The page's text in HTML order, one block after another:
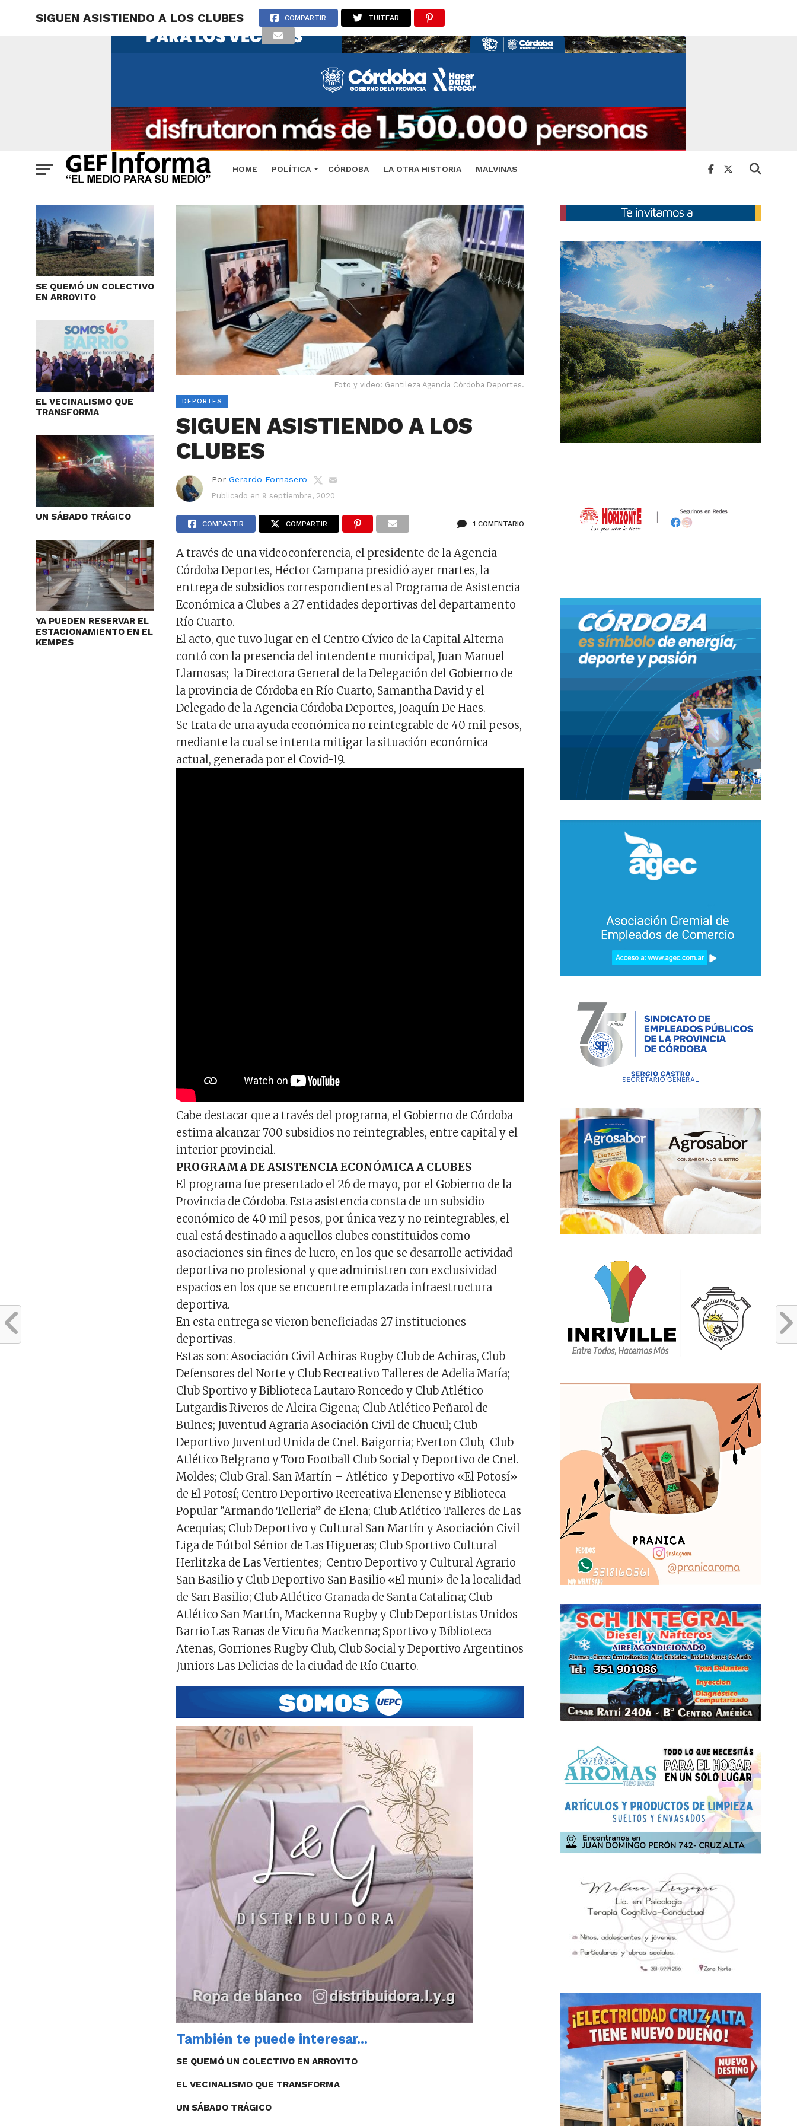
HOME POLÍTICA CÓRDOBA LA OTRA HISTORIA MALVINAS
SIGUEN ASISTIENDO A LOS CLUBES COMPARTIR TUITEAR
SE QUEMÓ UN COLECTIVO
EN ARROYITO
EL VECINALISMO QUE
TRANSFORMA
UN SÁBADO TRÁGICO
YA PUEDEN RESERVAR EL
ESTACIONAMIENTO EN EL
KEMPES
Foto y video: Gentileza Agencia Córdoba Deportes.
DEPORTES
SIGUEN ASISTIENDO A LOS
CLUBES
Por Gerardo Fornasero
Publicado en 9 septiembre, 2020
COMPARTIR COMPARTIR 1 COMENTARIO
A través de una videoconferencia, el presidente de la Agencia
Córdoba Deportes, Héctor Campana presidió ayer martes, la
entrega de subsidios correspondientes al Programa de Asistencia
Económica a Clubes a 27 entidades deportivas del departamento
Río Cuarto.
El acto, que tuvo lugar en el Centro Cívico de la Capital Alterna
contó con la presencia del intendente municipal, Juan Manuel
Llamosas; la Directora General de la Delegación del Gobierno de
la provincia de Córdoba en Río Cuarto, Samantha David y el
Delegado de la Agencia Córdoba Deportes, Joaquín De Haes.
Se trata de una ayuda económica no reintegrable de 40 mil pesos,
mediante la cual se intenta mitigar la situación económica
actual, generada por el Covid-19.
Cabe destacar que a través del programa, el Gobierno de Córdoba
estima alcanzar 700 subsidios no reintegrables, entre capital y el
interior provincial.
PROGRAMA DE ASISTENCIA ECONÓMICA A CLUBES
El programa fue presentado el 26 de mayo, por el Gobierno de la
Provincia de Córdoba. Esta asistencia consta de un subsidio
económico de 40 mil pesos, por única vez y no reintegrables, el
cual está destinado a aquellos clubes constituidos como
asociaciones sin fines de lucro, en los que se desarrolle actividad
deportiva no profesional y que administren con exclusividad
espacios en los que se encuentre emplazada infraestructura
deportiva.
En esta entrega se vieron beneficiadas 27 instituciones
deportivas.
Estas son: Asociación Civil Achiras Rugby Club de Achiras, Club
Defensores del Norte y Club Recreativo Talleres de Adelia María;
Club Sportivo y Biblioteca Lautaro Roncedo y Club Atlético
Lutgardis Riveros de Alcira Gigena; Club Atlético Peñarol de
Bulnes; Juventud Agraria Asociación Civil de Chucul; Club
Deportivo Juventud Unida de Cnel. Baigorria; Everton Club, Club
Atlético Belgrano y Toro Football Club Social y Deportivo de Cnel.
Moldes; Club Gral. San Martín – Atlético y Deportivo «El Potosí»
de El Potosí; Centro Deportivo Recreativa Elenense y Biblioteca
Popular “Armando Telleria” de Elena; Club Atlético Talleres de Las
Acequias; Club Deportivo y Cultural San Martín y Asociación Civil
Liga de Fútbol Sénior de Las Higueras; Club Sportivo Cultural
Herlitzka de Las Vertientes; Centro Deportivo y Cultural Agrario
San Basilio y Club Deportivo San Basilio «El muni» de la localidad
de San Basilio; Club Atlético Granada de Santa Catalina; Club
Atlético San Martín, Mackenna Rugby y Club Deportistas Unidos
Barrio Las Ranas de Vicuña Mackenna; Sportivo y Biblioteca
Atenas, Gorriones Rugby Club, Club Social y Deportivo Argentinos
Juniors Las Delicias de la ciudad de Río Cuarto.
También te puede interesar...
SE QUEMÓ UN COLECTIVO EN ARROYITO
EL VECINALISMO QUE TRANSFORMA
UN SÁBADO TRÁGICO